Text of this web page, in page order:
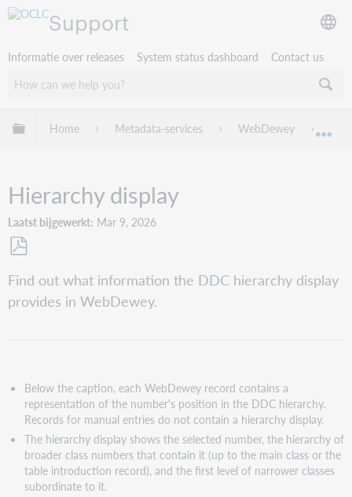
Support
Informatie over releases System status dashboard Contact us
Mondiale hiërarchie uitvouwen / samenvouwen
Home Metadata-services WebDewey
Hierarchy display
Laatst bijgewerkt Mar 9, 2026
als
pdf
Find out what information the DDC hierarchy display
provides in WebDewey.
Below the caption, each WebDewey record contains a
representation of the number's position in the DDC hierarchy.
Records for manual entries do not contain a hierarchy display.
The hierarchy display shows the selected number, the hierarchy of
broader class numbers that contain it (up to the main class or the
table introduction record), and the first level of narrower classes
subordinate to it.